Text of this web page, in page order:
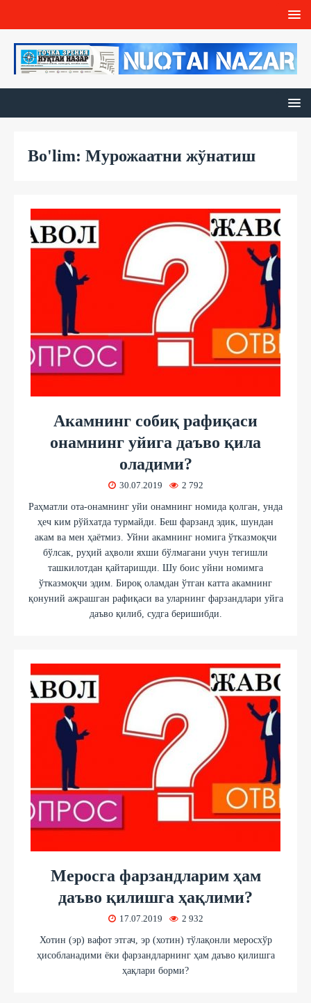
Bo'lim: Мурожаатни жўнатиш
Акамнинг собиқ рафиқаси
онамнинг уйига даъво қила
оладими?
30.07.2019 2 792
Раҳматли ота-онамнинг уйи онамнинг номида қолган, унда
ҳеч ким рўйхатда турмайди. Беш фарзанд эдик, шундан
акам ва мен ҳаётмиз. Уйни акам­нинг номига ўтказмоқчи
бўлсак, руҳий аҳволи яхши бўлмагани учун тегишли
ташкилотдан қайтаришди. Шу боис уйни но­мимга
ўтказмоқчи эдим. Бироқ оламдан ўтган катта акамнинг
қонуний ажрашган рафиқаси ва уларнинг фарзандлари уйга
даъво қилиб, суд­га беришибди.
Меросга фарзандларим ҳам
даъво қилишга ҳақлими?
17.07.2019 2 932
Хотин (эр) вафот этгач, эр (хотин) тўлақонли меросхўр
ҳисобланадими ёки фарзандларнинг ҳам даъво қилишга
ҳақлари борми?